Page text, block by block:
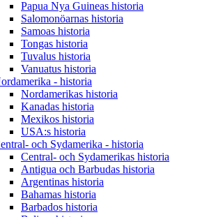
Papua Nya Guineas historia
Salomonöarnas historia
Samoas historia
Tongas historia
Tuvalus historia
Vanuatus historia
- historia
Nordamerikas historia
Kanadas historia
Mexikos historia
USA:s historia
och Sydamerika - historia
Central- och Sydamerikas historia
Antigua och Barbudas historia
Argentinas historia
Bahamas historia
Barbados historia